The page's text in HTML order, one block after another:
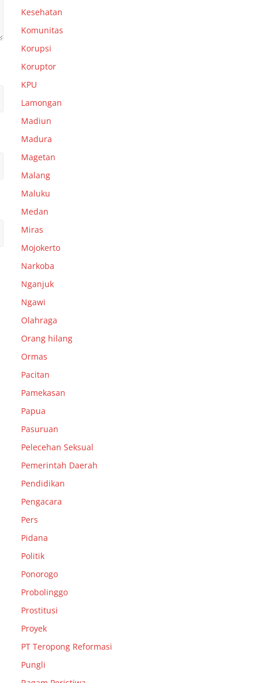
Kesehatan
Komunitas
Korupsi
Koruptor
KPU
Lamongan
Madiun
Madura
Magetan
Malang
Maluku
Medan
Miras
Mojokerto
Narkoba
Nganjuk
Ngawi
Olahraga
Orang hilang
Ormas
Pacitan
Pamekasan
Papua
Pasuruan
Pelecehan Seksual
Pemerintah Daerah
Pendidikan
Pengacara
Pers
Pidana
Politik
Ponorogo
Probolinggo
Prostitusi
Proyek
PT Teropong Reformasi
Pungli